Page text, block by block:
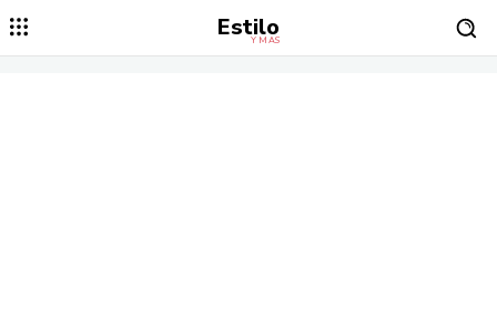
Estilo
Y MÁS